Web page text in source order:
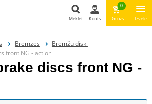
Meklēt Konts
0
Grozs Izvēle
Bremzes
Bremžu diski
front NG - action
discs front NG -